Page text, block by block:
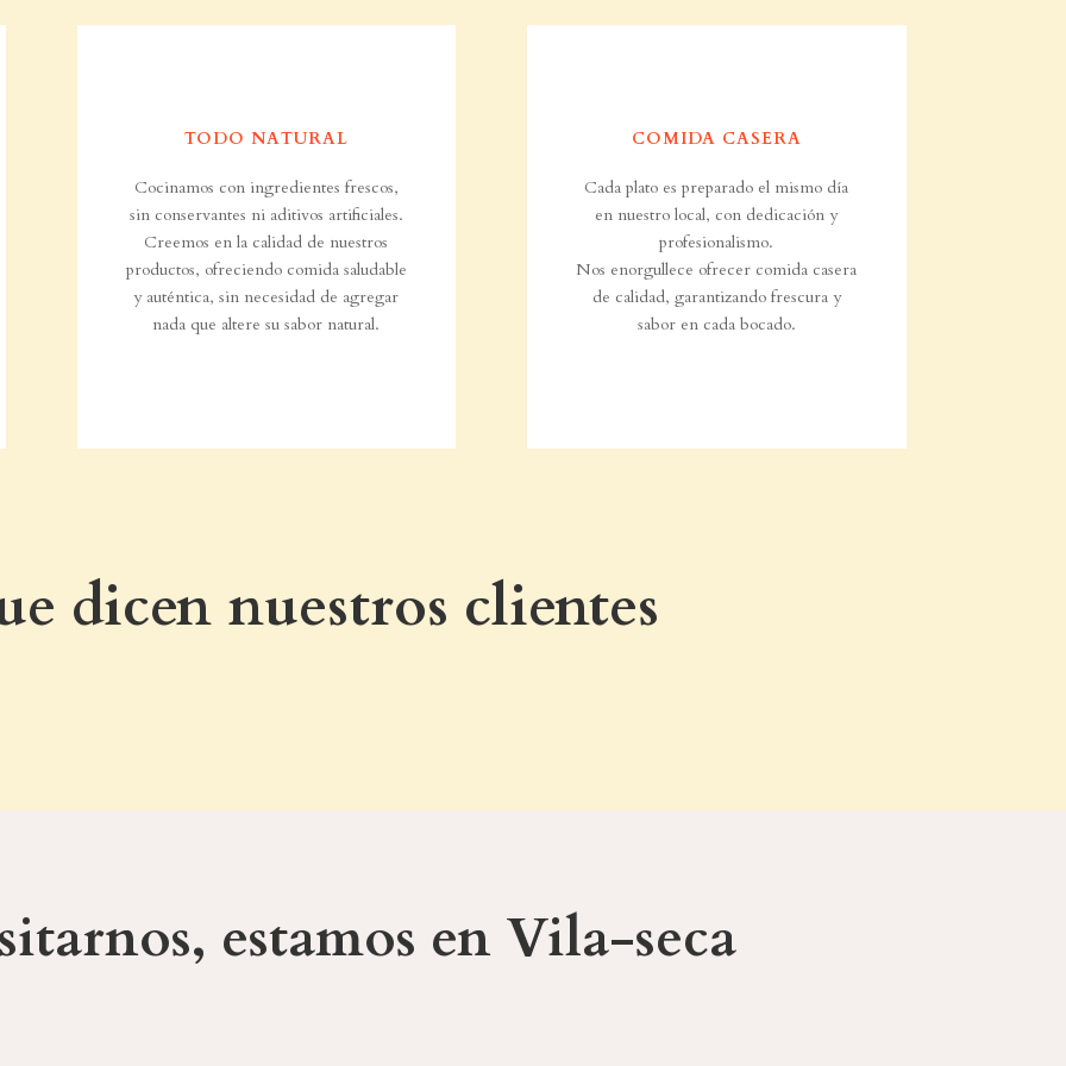
TODO NATURAL
Cocinamos con ingredientes frescos,
sin conservantes ni aditivos artificiales.
Creemos en la calidad de nuestros
productos, ofreciendo comida saludable
y auténtica, sin necesidad de agregar
nada que altere su sabor natural.
COMIDA CASERA
Cada plato es preparado el mismo día
en nuestro local, con dedicación y
profesionalismo.
Nos enorgullece ofrecer comida casera
de calidad, garantizando frescura y
sabor en cada bocado.
dicen nuestros clientes
estamos en Vila-seca